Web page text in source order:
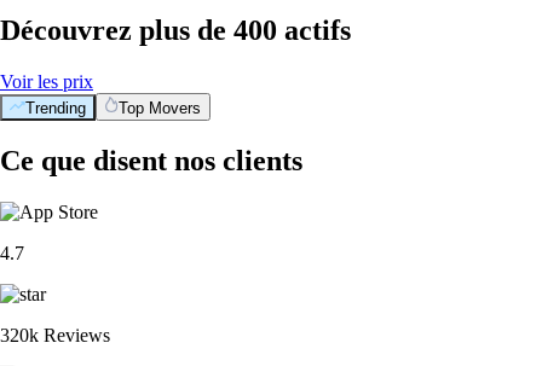
Découvrez plus de 400 actifs
Voir les prix
Trending Top Movers
Ce que disent nos clients
4.7
320k Reviews